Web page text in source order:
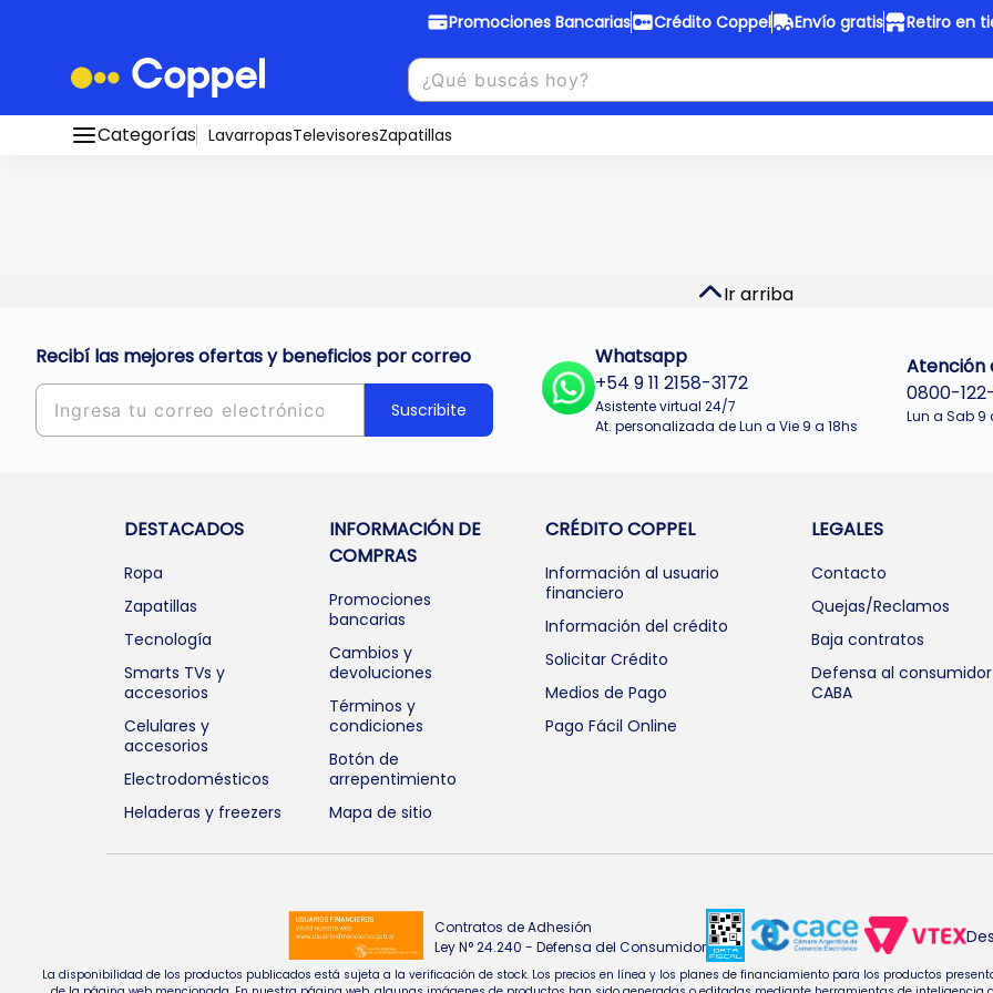
Promociones Bancarias Crédito Coppel Envío gratis Retiro en
Promociones Bancarias
Conocé todos nuestros medios de pago
Crédito Coppel
Hasta
Envío gratis
Categorías LavarropasTelevisoresZapatillas
Ir arriba
Recibí las mejores ofertas y beneficios por correo
Suscribite
Whatsapp
+54 9 11 2158-3172
Asistente virtual 24/7
At. personalizada de Lun a Vie 9 a 18hs
Atención
0800-
Lun a Sab 9
DESTACADOS
Ropa
Zapatillas
Tecnología
Smarts TVs y
accesorios
Celulares y
accesorios
Electrodomésticos
Heladeras y freezers
INFORMACIÓN DE
COMPRAS
Promociones
bancarias
Cambios y
devoluciones
Términos y
condiciones
Botón de
arrepentimiento
Mapa de sitio
CRÉDITO COPPEL
Información al usuario
financiero
Información del crédito
Solicitar Crédito
Medios de Pago
Pago Fácil Online
LEGALES
Contacto
Quejas/Reclamos
Baja contratos
Defensa al consumidor
CABA
Contratos de Adhesión
Ley N° 24.240 - Defensa del Consumidor
La disponibilidad de los productos publicados está sujeta a la verificación de stock. Los precios en línea y los planes de financiamiento para los productos